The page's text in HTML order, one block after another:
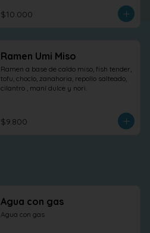
$10.000
Ramen Umi Miso
Ramen a base de caldo miso, fish tender,
tofu, choclo, zanahoria, repollo salteado,
cilantro , maní dulce y nori.
$9.800
Agua con gas
Agua con gas